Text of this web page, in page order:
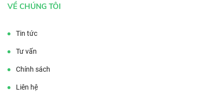
VỀ CHÚNG TÔI
Tin tức
Tư vấn
Chính sách
Liên hệ